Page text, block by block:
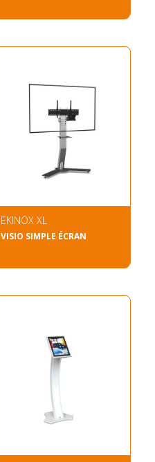
EKINOX XL
VISIO SIMPLE ÉCRAN